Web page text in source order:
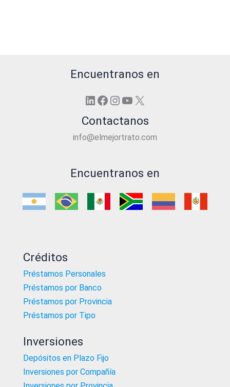
Encuentranos en
LinkedIn
Facebook
Instagram
YouTube
X
Contactanos
info@elmejortrato.com
Encuentranos en
Créditos
Préstamos Personales
Préstamos por Banco
Préstamos por Provincia
Préstamos por Tipo
Inversiones
Depósitos en Plazo Fijo
Inversiones por Compañía